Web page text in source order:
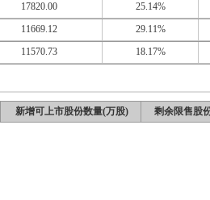
17820.00 25.14%
11669.12 29.11%
11570.73 18.17%
新增可上市股份数量(万股) 剩余限售股